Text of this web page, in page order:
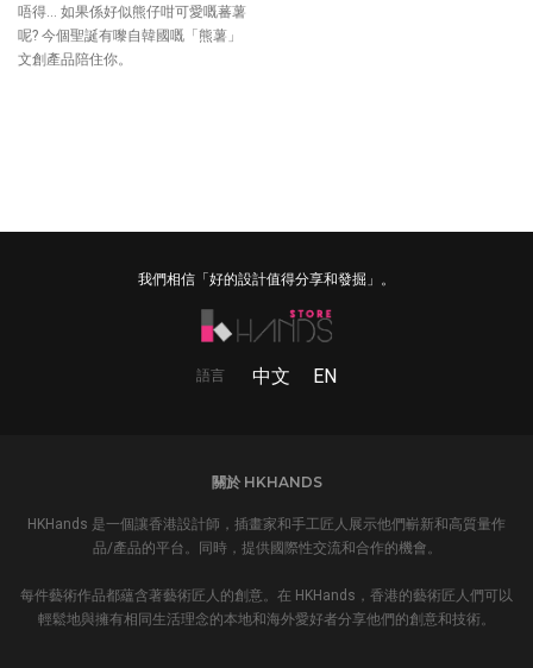
唔得... 如果係好似熊仔咁可愛嘅蕃薯
呢? 今個聖誕有嚟自韓國嘅「熊薯」
文創產品陪住你。
我們相信「好的設計值得分享和發掘」。
語言 中文 EN
關於 HKHANDS
HKHands 是一個讓香港設計師，插畫家和手工匠人展示他們嶄新和高質量作
品/產品的平台。同時，提供國際性交流和合作的機會。
每件藝術作品都蘊含著藝術匠人的創意。在 HKHands，香港的藝術匠人們可以
輕鬆地與擁有相同生活理念的本地和海外愛好者分享他們的創意和技術。